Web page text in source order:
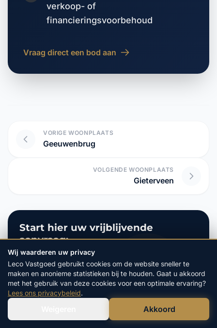
verkoop- of
financieringsvoorbehoud
Vraag direct een bod aan
VORIGE WOONPLAATS
Geeuwenbrug
VOLGENDE WOONPLAATS
Gieterveen
Start hier uw vrijblijvende
aanvraag:
4.9/5op Google
20+ Jaar Ervaring
100% Veilige Verkoop
Bel Ons Direct
Wij waarderen uw privacy
Leco Vastgoed gebruikt cookies om de website sneller te
maken en anonieme statistieken bij te houden. Gaat u akkoord
met het gebruik van deze cookies voor een optimale ervaring?
Lees ons privacybeleid.
Akkoord